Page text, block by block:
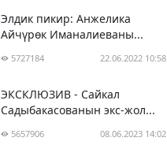
Элдик пикир: Анжелика
Айчүрөк Иманалиеваны...
5727184 22.06.2022 10:58
ЭКСКЛЮЗИВ - Сайкал
Садыбакасованын экс-жол...
5657906 08.06.2023 14:02